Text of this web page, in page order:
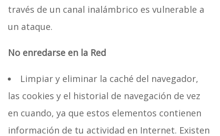
través de un canal inalámbrico es vulnerable a
un ataque.
No enredarse en la Red
Limpiar y eliminar la caché del navegador,
las cookies y el historial de navegación de vez
en cuando, ya que estos elementos contienen
información de tu actividad en Internet. Existen